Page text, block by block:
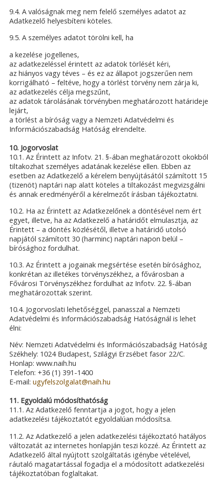
9.4. A valóságnak meg nem felelő személyes adatot az
Adatkezelő helyesbíteni köteles.
9.5. A személyes adatot törölni kell, ha
a kezelése jogellenes,
az adatkezeléssel érintett az adatok törlését kéri,
az hiányos vagy téves – és ez az állapot jogszerűen nem
korrigálható – feltéve, hogy a törlést törvény nem zárja ki,
az adatkezelés célja megszűnt,
az adatok tárolásának törvényben meghatározott határideje
lejárt,
a törlést a bíróság vagy a Nemzeti Adatvédelmi és
Információszabadság Hatóság elrendelte.
10. Jogorvoslat
10.1. Az Érintett az Infotv. 21. §-ában meghatározott okokból
tiltakozhat személyes adatának kezelése ellen. Ebben az
esetben az Adatkezelő a kérelem benyújtásától számított 15
(tizenöt) naptári nap alatt köteles a tiltakozást megvizsgálni
és annak eredményéről a kérelmezőt írásban tájékoztatni.
10.2. Ha az Érintett az Adatkezelőnek a döntésével nem ért
egyet, illetve, ha az Adatkezelő a határidőt elmulasztja, az
Érintett – a döntés közlésétől, illetve a határidő utolsó
napjától számított 30 (harminc) naptári napon belül –
bírósághoz fordulhat.
10.3. Az Érintett a jogainak megsértése esetén bírósághoz,
konkrétan az illetékes törvényszékhez, a fővárosban a
Fővárosi Törvényszékhez fordulhat az Infotv. 22. §-ában
meghatározottak szerint.
10.4. Jogorvoslati lehetőséggel, panasszal a Nemzeti
Adatvédelmi és Információszabadság Hatóságnál is lehet
élni:
Név: Nemzeti Adatvédelmi és Információszabadság Hatóság
Székhely: 1024 Budapest, Szilágyi Erzsébet fasor 22/C.
Honlap: www.naih.hu
Telefon: +36 (1) 391-1400
E-mail:ugyfelszolgalat@naih.hu
11. Egyoldalú módosíthatóság
11.1. Az Adatkezelő fenntartja a jogot, hogy a jelen
adatkezelési tájékoztatót egyoldalúan módosítsa.
11.2. Az Adatkezelő a jelen adatkezelési tájékoztató hatályos
változatát az internetes honlapján teszi közzé. Az Érintett az
Adatkezelő által nyújtott szolgáltatás igénybe vételével,
ráutaló magatartással fogadja el a módosított adatkezelési
tájékoztatóban foglaltakat.